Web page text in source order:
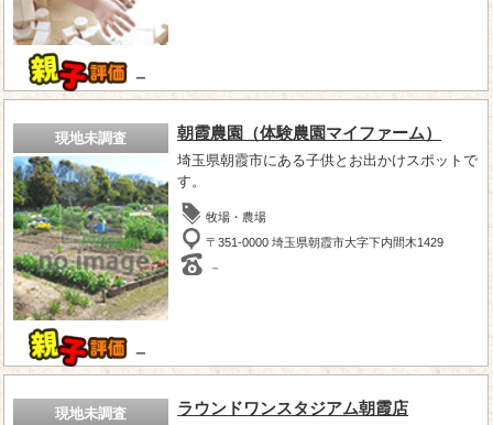
－
現地未調査
－
朝霞農園（体験農園マイファーム）
埼玉県朝霞市にある子供とお出かけスポットで
す。
牧場・農場
〒351-0000 埼玉県朝霞市大字下内間木1429
－
現地未調査 ラウンドワンスタジアム朝霞店